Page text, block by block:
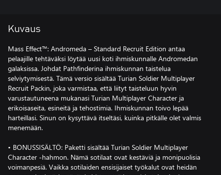
Kuvaus
Mass Effect™: Andromeda – Standard Recruit Edition antaa
pelaajille tehtäväksi löytää uusi koti ihmiskunnalle Andromedan
galaksissa. Johdat Pathfinderina ihmiskunnan taistelua
selviytymisestä. Tämä versio sisältää Turian Soldier Multiplayer
Recruit Packin, joka varmistaa, että liityt taisteluun hyvin
varustautuneena mukanasi Turian Multiplayer Character ja
erikoisaseita, esineitä ja tehostimia. Ihmiskunnan toivo lepää
harteillasi. Sinun on kysyttävä itseltäsi, kuinka pitkälle olet valmis
menemään.
• BONUSSISÄLTÖ: Paketti sisältää Turian Soldier Multiplayer
Character -hahmon. Nämä sotilaat ovat kestäviä ja monipuolisia
voimanpesiä. Vaikka sotilaiden ensisijaiset työkalut ovat heidän